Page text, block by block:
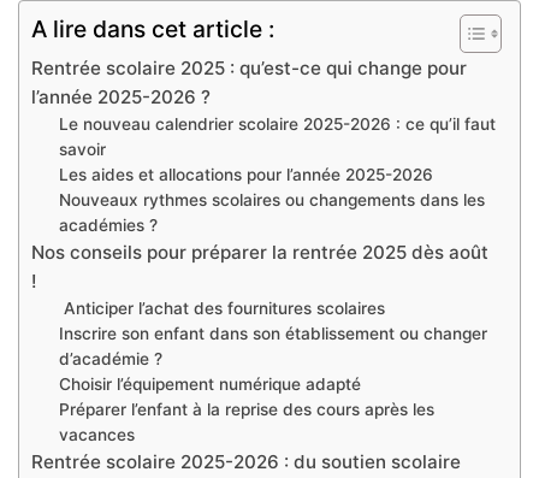
A lire dans cet article :
Rentrée scolaire 2025 : qu’est-ce qui change pour
l’année 2025-2026 ?
Le nouveau calendrier scolaire 2025-2026 : ce qu’il faut
savoir
Les aides et allocations pour l’année 2025-2026
Nouveaux rythmes scolaires ou changements dans les
académies ?
Nos conseils pour préparer la rentrée 2025 dès août
!
Anticiper l’achat des fournitures scolaires
Inscrire son enfant dans son établissement ou changer
d’académie ?
Choisir l’équipement numérique adapté
Préparer l’enfant à la reprise des cours après les
vacances
Rentrée scolaire 2025-2026 : du soutien scolaire